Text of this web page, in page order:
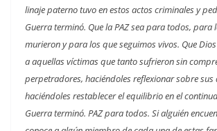
linaje paterno tuvo en estos actos criminales y
Guerra terminó. Que la PAZ sea para todos, para
murieron y para los que seguimos vivos. Que
a aquellas víctimas que tanto sufrieron sin
perpetradores, haciéndoles reflexionar sobre sus
haciéndoles restablecer el equilibrio en el
Guerra terminó. PAZ para todos. Si alguién